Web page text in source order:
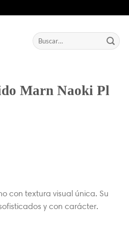
Buscar
por:
Marn Naoki Pl
con textura visual única. Su
y con carácter.